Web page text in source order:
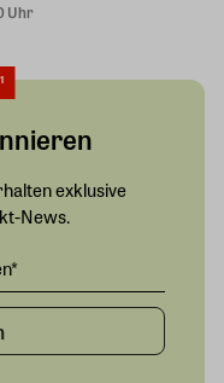
Uhr
exklusive
News.